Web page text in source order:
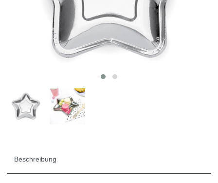
Beschreibung